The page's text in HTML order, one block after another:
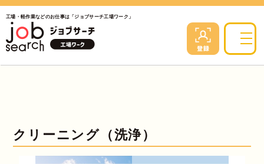
工場・軽作業などのお仕事は「ジョブサーチ工場ワーク」
クリーニング（洗浄）